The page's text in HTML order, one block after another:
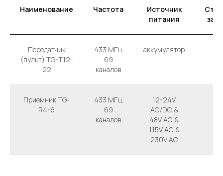
Наименование Частота
Источник
питания
Передатчик
(пульт) TG-T12-
22
433 MГц
69
каналов
аккумулятор
Приемник TG-
R4-6
433 МГц
69
каналов
12-24V
AC/DC &
48V AC &
115V AC &
230V AC